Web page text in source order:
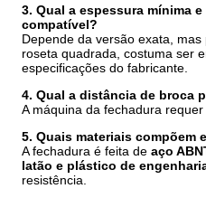
3. Qual a espessura mínima
compatível?
Depende da versão exata,
roseta quadrada, costuma ser
especificações do fabricante.
4. Qual a distância de broca
A máquina da fechadura
5. Quais materiais compõem
A fechadura é feita deaço
latão e plástico de
resistência.